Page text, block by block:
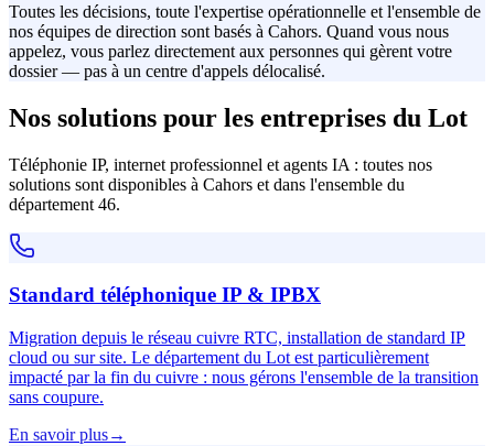
Toutes les décisions, toute l'expertise opérationnelle et l'ensemble de
nos équipes de direction sont basés à Cahors. Quand vous nous
appelez, vous parlez directement aux personnes qui gèrent votre
dossier — pas à un centre d'appels délocalisé.
Nos solutions pour les entreprises du Lot
Téléphonie IP, internet professionnel et agents IA : toutes nos
solutions sont disponibles à Cahors et dans l'ensemble du
département 46.
Standard téléphonique IP & IPBX
Migration depuis le réseau cuivre RTC, installation de standard IP
cloud ou sur site. Le département du Lot est particulièrement
impacté par la fin du cuivre : nous gérons l'ensemble de la transition
sans coupure.
En savoir plus→